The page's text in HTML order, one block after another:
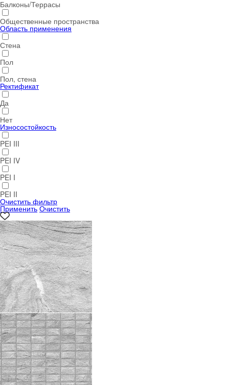
Балконы/Террасы
Общественные пространства
Область применения
Стена
Пол
Пол, стена
Ректификат
Да
Нет
Износостойкость
PEI III
PEI IV
PEI I
PEI II
Очистить фильтр
Применить Очистить